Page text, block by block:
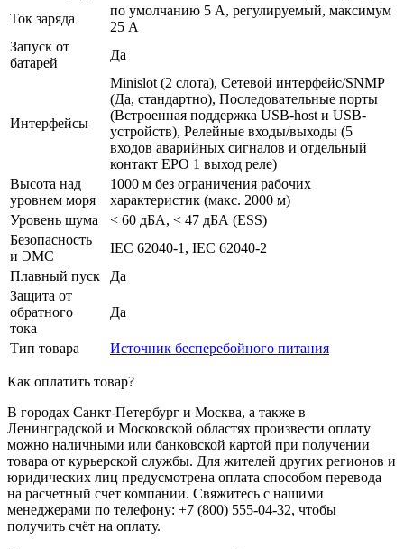
Ток заряда
по умолчанию 5 А, регулируемый, максимум
25 A
Запуск от
батарей
Да
Интерфейсы
Minislot (2 слота), Сетевой интерфейс/SNMP
(Да, стандартно), Последовательные порты
(Встроенная поддержка USB-host и USB-
устройств), Релейные входы/выходы (5
входов аварийных сигналов и отдельный
контакт ЕРО 1 выход реле)
Высота над
уровнем моря
1000 м без ограничения рабочих
характеристик (макс. 2000 м)
Уровень шума
< 60 дБА, < 47 дБА (ESS)
Безопасность
и ЭМС
IEC 62040-1, IEC 62040-2
Плавный пуск
Да
Защита от
обратного
тока
Да
Тип товара Источник бесперебойного питания
Как оплатить товар?
В городах Санкт-Петербург и Москва, а также в
Ленинградской и Московской областях произвести оплату
можно наличными или банковской картой при получении
товара от курьерской службы. Для жителей других регионов и
юридических лиц предусмотрена оплата способом перевода
на расчетный счет компании. Свяжитесь с нашими
менеджерами по телефону: +7 (800) 555-04-32, чтобы
получить счёт на оплату.